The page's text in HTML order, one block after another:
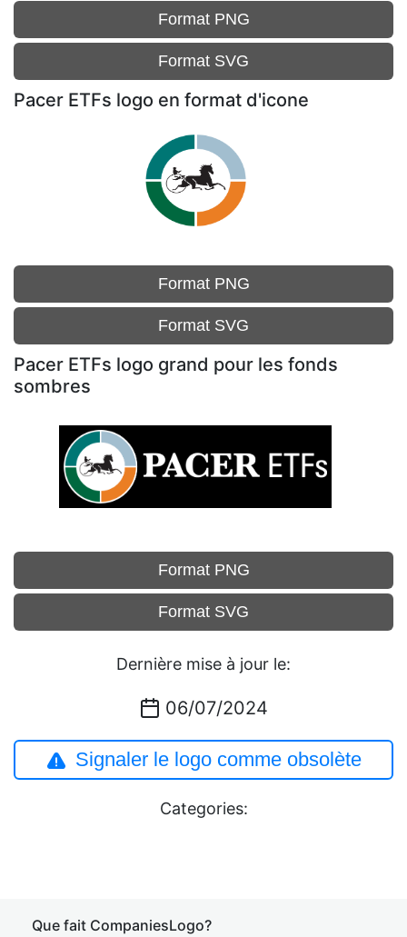
Format PNG
Format SVG
Pacer ETFs logo en format d'icone
Format PNG
Format SVG
Pacer ETFs logo grand pour les fonds
sombres
Format PNG
Format SVG
Dernière mise à jour le:
06/07/2024
Signaler le logo comme obsolète
Categories:
Que fait CompaniesLogo?